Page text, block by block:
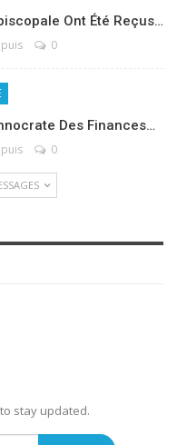
Ont Été Reçus…
0
Des Finances…
0
stay updated.